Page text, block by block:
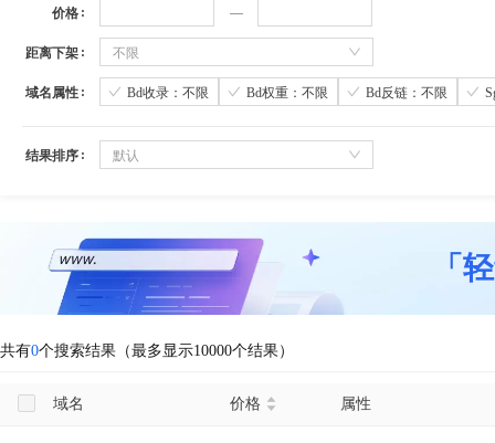
价格
距离下架 不限
域名属性 Bd收录：不限 Bd权重：不限 Bd反链：不限
结果排序 默认
「
共有0个搜索结果（最多显示10000个结果）
域名 价格 属性